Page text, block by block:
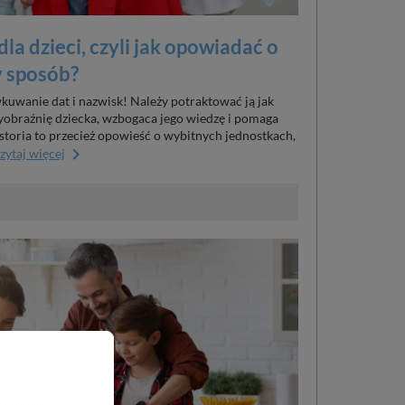
dzieci, czyli jak opowiadać o
sposób?
dat i nazwisk! Należy potraktować ją jak
dziecka, wzbogaca jego wiedzę i pomaga
to przecież opowieść o wybitnych jednostkach,
więcej keyboard_arrow_right